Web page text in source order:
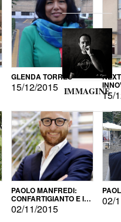
GLENDA TORRES
15/12/2015
15/
PAOLO MANFREDI:
CONFARTIGIANTO E IL
SONDAGGIO
02/11/2015
02/
IMMAGINE